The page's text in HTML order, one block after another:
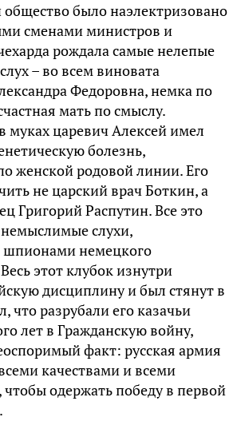
было наэлектризовано
сменами министров и
рождала самые нелепые
– во всем виновата
Федоровна, немка по
мать по смыслу.
царевич Алексей имел
болезнь,
женской родовой линии. Его
не царский врач Боткин, а
Григорий Распутин. Все это
слухи,
шпионами немецкого
этот клубок изнутри
дисциплину и был стянут в
что разрубали его казачьи
лет в Гражданскую войну,
факт: русская армия
качествами и всеми
одержать победу в первой